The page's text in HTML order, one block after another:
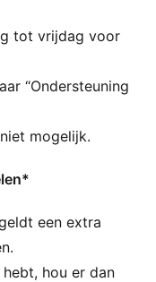
brandingdetails
jonge kinderen
tot vrijdag voor
“Ondersteuning
mogelijk.
een extra
hou er dan